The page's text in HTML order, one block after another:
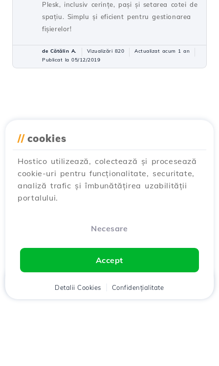
Plesk, inclusiv cerințe, pași și setarea cotei de
spațiu. Simplu și eficient pentru gestionarea
fișierelor!
de Cătălin A. Vizualizări 820
Actualizat acum 1 an
Publicat la 05/12/2019
// cookies
Hostico utilizează, colectează și procesează
cookie-uri pentru funcționalitate, securitate,
analiză trafic și îmbunătățirea uzabilității
portalului.
Necesare
Accept
Detalii Cookies Confidențialitate
Client Coș Chat